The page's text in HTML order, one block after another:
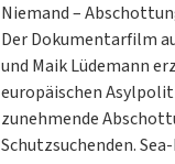
Niemand –
Der Dokumentarfilm
und Maik Lüdemann
europäischen
zunehmende
Schutzsuchenden.